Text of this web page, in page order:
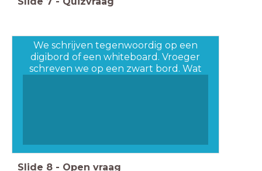
We schrijven tegenwoordig op een
digibord of een whiteboard. Vroeger
schreven we op een zwart bord. Wat
Slide 8 - Open vraag